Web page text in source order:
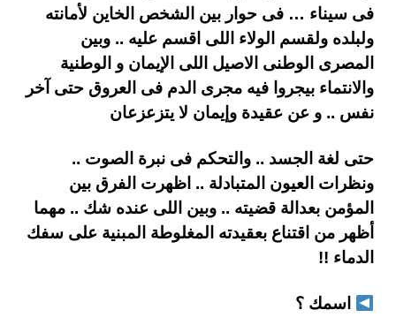
فى سيناء … فى حوار بين الشخص الخاين لأمانته
ولبلده ولقسم الولاء اللى اقسم عليه .. وبين
المصرى الوطنى الاصيل اللى الإيمان و الوطنية
والانتماء بيجروا فيه مجرى الدم فى العروق حتى آخر
نفس .. و عن عقيدة وإيمان لا يتزعزعان
حتى لغة الجسد .. والتحكم فى نبرة الصوت ..
ونظرات العيون المتبادلة .. اظهرت الفرق بين
المؤمن بعدالة قضيته .. وبين اللى عنده شك .. مهما
أظهر من اقتناع بعقيدته المغلوطة المبنية على سفك
الدماء !!
اسمك ؟